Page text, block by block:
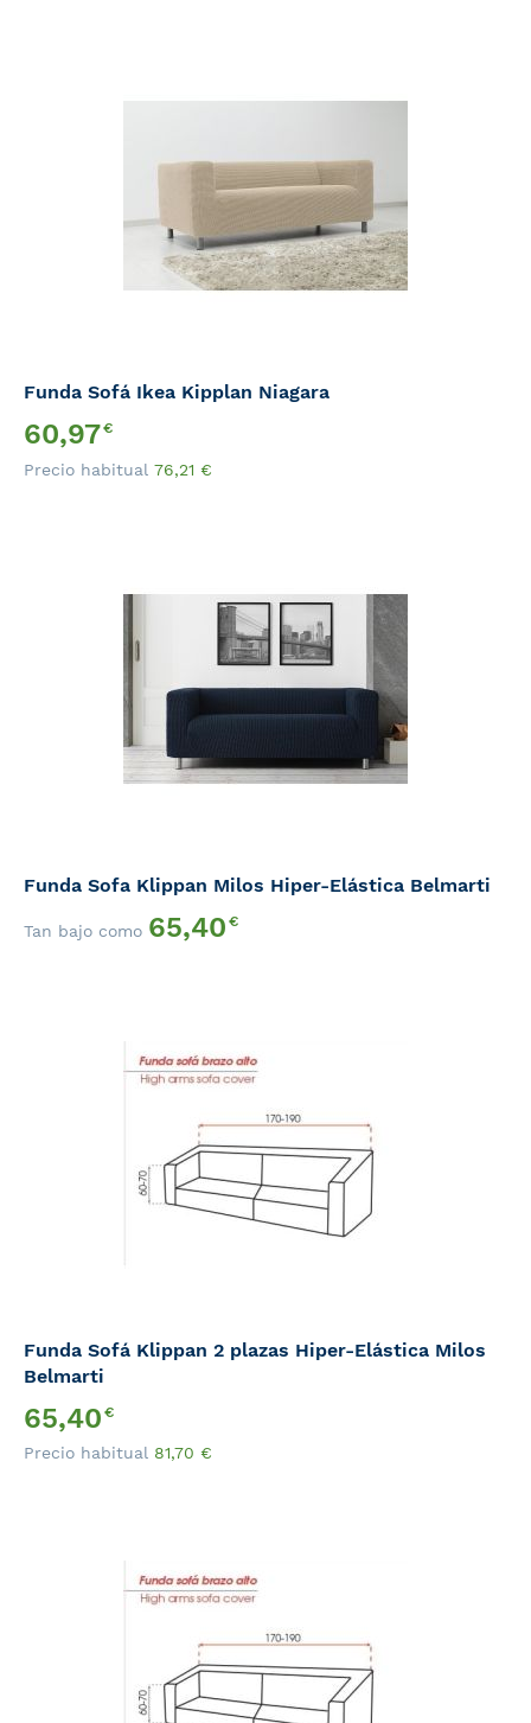
Funda Sofá Ikea Kipplan Niagara
Precio
Especial
60,97€
Precio habitual 76,21 €
Funda Sofa Klippan Milos Hiper-Elástica Belmarti
Tan bajo como 65,40€
Funda Sofá Klippan 2 plazas Hiper-Elástica Milos
Belmarti
Precio
Especial
65,40€
Precio habitual 81,70 €